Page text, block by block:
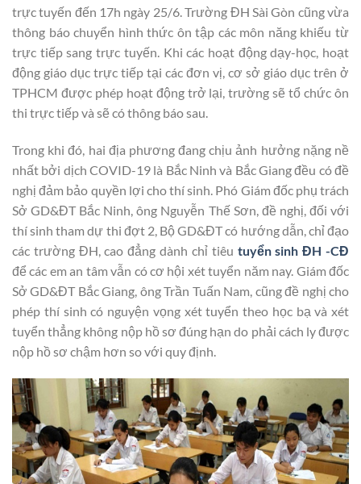
trực tuyến đến 17h ngày 25/6. Trường ĐH Sài Gòn cũng vừa
thông báo chuyển hình thức ôn tập các môn năng khiếu từ
trực tiếp sang trực tuyến. Khi các hoạt động dạy-học, hoạt
động giáo dục trực tiếp tại các đơn vị, cơ sở giáo dục trên ở
TPHCM được phép hoạt động trở lại, trường sẽ tổ chức ôn
thi trực tiếp và sẽ có thông báo sau.
Trong khi đó, hai địa phương đang chịu ảnh hưởng nặng nề
nhất bởi dịch COVID-19 là Bắc Ninh và Bắc Giang đều có đề
nghị đảm bảo quyền lợi cho thí sinh. Phó Giám đốc phụ trách
Sở GD&ĐT Bắc Ninh, ông Nguyễn Thế Sơn, đề nghị, đối với
thí sinh tham dự thi đợt 2, Bộ GD&ĐT có hướng dẫn, chỉ đạo
các trường ĐH, cao đẳng dành chỉ tiêu tuyển sinh ĐH -CĐ
để các em an tâm vẫn có cơ hội xét tuyển năm nay. Giám đốc
Sở GD&ĐT Bắc Giang, ông Trần Tuấn Nam, cũng đề nghị cho
phép thí sinh có nguyện vọng xét tuyển theo học bạ và xét
tuyển thẳng không nộp hồ sơ đúng hạn do phải cách ly được
nộp hồ sơ chậm hơn so với quy định.